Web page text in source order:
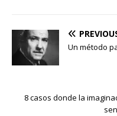
Un método
8 casos donde la